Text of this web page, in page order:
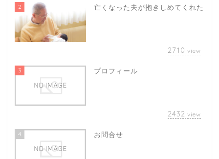
2 亡くなった夫が抱きしめてくれた
2710 view
3 プロフィール
2432 view
4 お問合せ